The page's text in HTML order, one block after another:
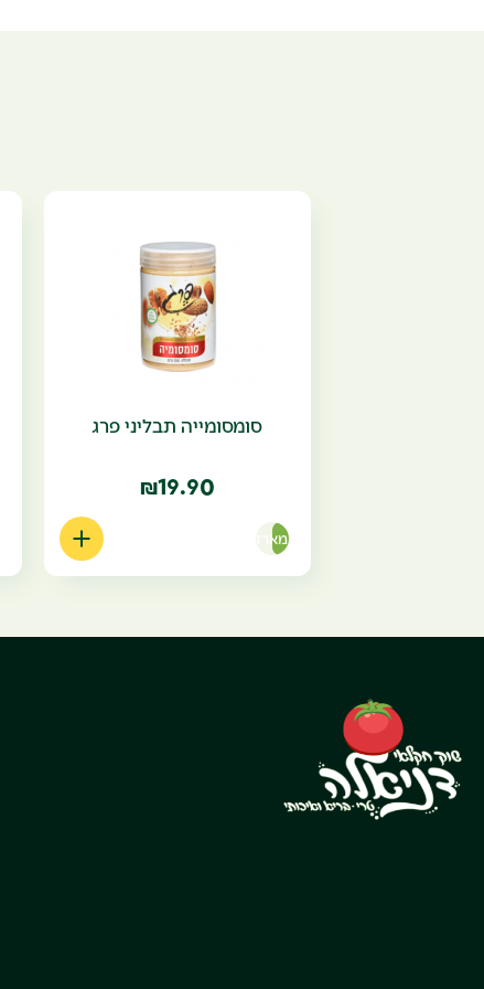
סומסומייה תבליני פרג
₪19.90
מארז